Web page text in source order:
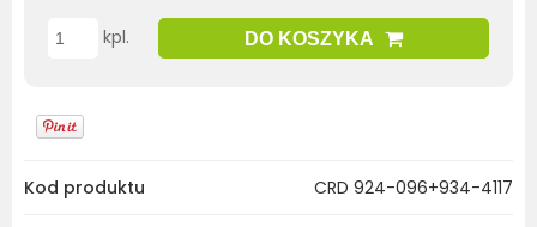
Kod produktu CRD 924-096+934-4117
kpl. DO KOSZYKA